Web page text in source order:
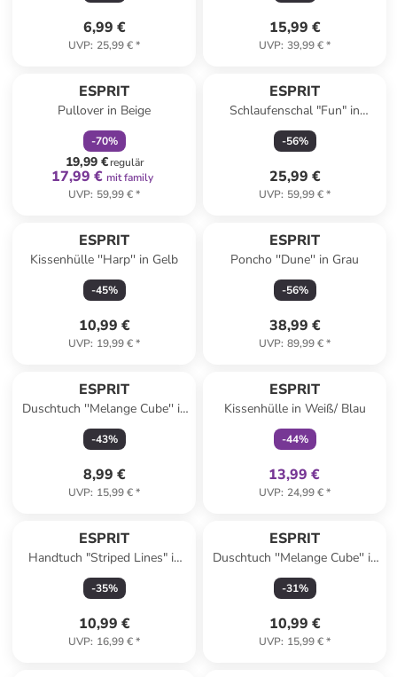
6,99 €
UVP: 25,99 €*
15,99 €
UVP: 39,99 €*
ESPRIT
Pullover in Beige
-70%
19,99 €regulär
17,99 € mit family
UVP: 59,99 €*
ESPRIT
Schlaufenschal "Fun" in
Dunkelblau
-56%
25,99 €
UVP: 59,99 €*
ESPRIT
Kissenhülle ''Harp'' in Gelb
-45%
10,99 €
UVP: 19,99 €*
ESPRIT
Poncho ''Dune'' in Grau
-56%
38,99 €
UVP: 89,99 €*
ESPRIT
Duschtuch ''Melange Cube'' in
Lila
-43%
8,99 €
UVP: 15,99 €*
ESPRIT
Kissenhülle in Weiß/ Blau
-44%
13,99 €
UVP: 24,99 €*
ESPRIT
Handtuch "Striped Lines" in
Grün
-35%
10,99 €
UVP: 16,99 €*
ESPRIT
Duschtuch ''Melange Cube'' in
Dunkelblau
-31%
10,99 €
UVP: 15,99 €*